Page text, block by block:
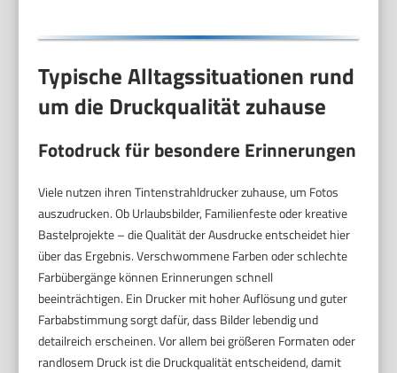
Typische Alltagssituationen rund
um die Druckqualität zuhause
Fotodruck für besondere Erinnerungen
Viele nutzen ihren Tintenstrahldrucker zuhause, um Fotos
auszudrucken. Ob Urlaubsbilder, Familienfeste oder kreative
Bastelprojekte – die Qualität der Ausdrucke entscheidet hier
über das Ergebnis. Verschwommene Farben oder schlechte
Farbübergänge können Erinnerungen schnell
beeinträchtigen. Ein Drucker mit hoher Auflösung und guter
Farbabstimmung sorgt dafür, dass Bilder lebendig und
detailreich erscheinen. Vor allem bei größeren Formaten oder
randlosem Druck ist die Druckqualität entscheidend, damit